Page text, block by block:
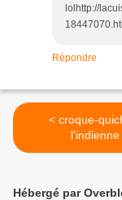
lolhttp://
Répondre
< croque-quiche à
l'indienne
Hébergé par